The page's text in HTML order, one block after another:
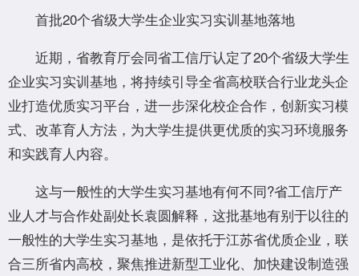
首批20个省级大学生企业实习实训基地落地
近期，省教育厅会同省工信厅认定了20个省级大学生
企业实习实训基地，将持续引导全省高校联合行业龙头企
业打造优质实习平台，进一步深化校企合作，创新实习模
式、改革育人方法，为大学生提供更优质的实习环境服务
和实践育人内容。
这与一般性的大学生实习基地有何不同?省工信厅产
业人才与合作处副处长袁圆解释，这批基地有别于以往的
一般性的大学生实习基地，是依托于江苏省优质企业，联
合三所省内高校，聚焦推进新型工业化、加快建设制造强